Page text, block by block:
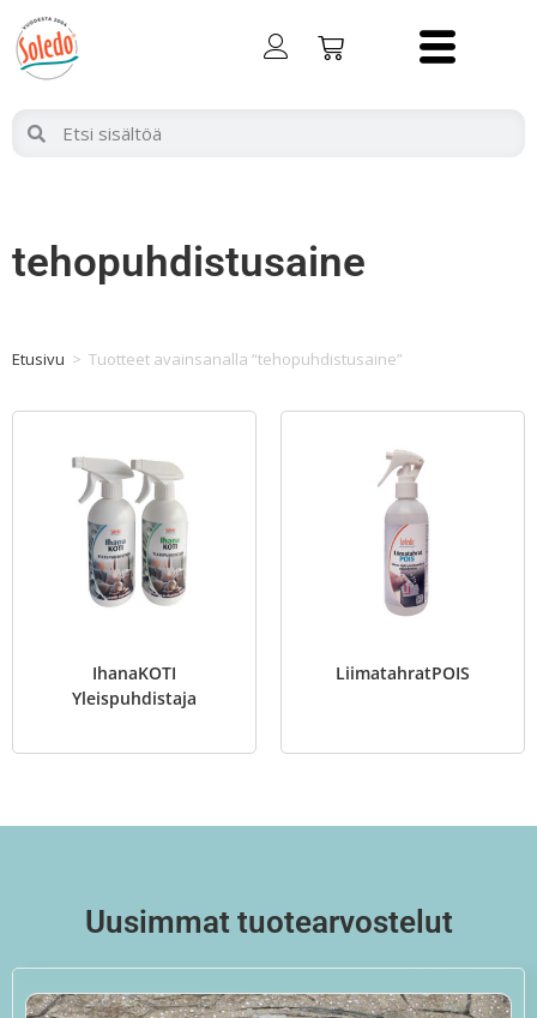
tehopuhdistusaine
Etusivu > Tuotteet avainsanalla “tehopuhdistusaine”
IhanaKOTI
Yleispuhdistaja
LiimatahratPOIS
Uusimmat tuotearvostelut